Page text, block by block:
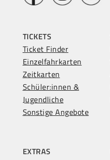
TICKETS
Ticket Finder
Einzelfahrkarten
Zeitkarten
Schüler:innen &
Jugendliche
Sonstige Angebote
EXTRAS